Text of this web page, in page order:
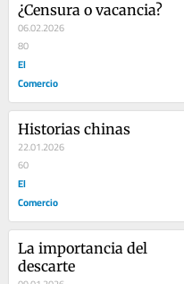
¿Censura o vacancia?
06.02.2026
80
El
Comercio
Historias chinas
22.01.2026
60
El
Comercio
La importancia del
descarte